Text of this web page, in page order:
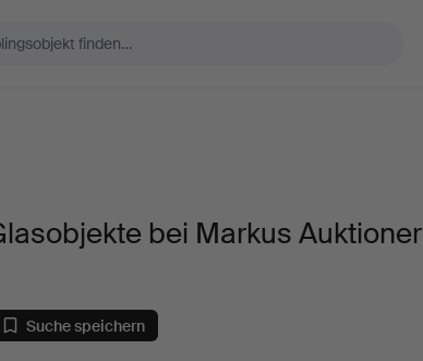
bei Markus Auktioner
Suche speichern